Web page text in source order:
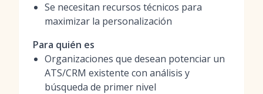
Se necesitan recursos técnicos para
maximizar la personalización
Para quién es
Organizaciones que desean potenciar un
ATS/CRM existente con análisis y
búsqueda de primer nivel